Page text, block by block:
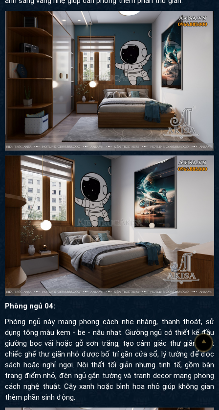
Phòng ngủ 04:
Phòng ngủ này mang phong cách nhẹ nhàng, thanh thoát, sử
dụng tông màu kem - be - nâu nhạt. Giường ngủ có thiết kế đầu
giường bọc vải hoặc gỗ sơn trắng, tạo cảm giác thư giãn. Một
chiếc ghế thư giãn nhỏ được bố trí gần cửa sổ, lý tưởng để đọc
sách hoặc nghỉ ngơi. Nội thất tối giản nhưng tinh tế, gồm bàn
trang điểm nhỏ, đèn ngủ gắn tường và tranh decor mang phong
cách nghệ thuật. Cây xanh hoặc bình hoa nhỏ giúp không gian
thêm phần sinh động.